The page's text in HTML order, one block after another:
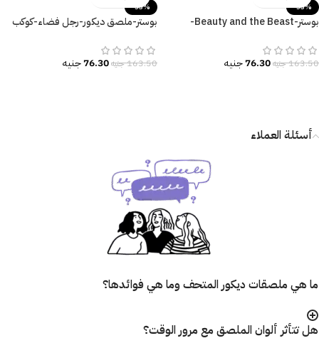
-53%
بوستر-Beauty and the Beast-
163.50جنيه76.30جنيه
-53%
بوستر-ملصق ديكور-رجل فضاء-كوكب
163.50جنيه76.30جنيه
أسئلة العملاء
ما هي ملصقات ديكور المتحف وما هي فوائدها؟
هل تتأثر ألوان الملصق مع مرور الوقت؟